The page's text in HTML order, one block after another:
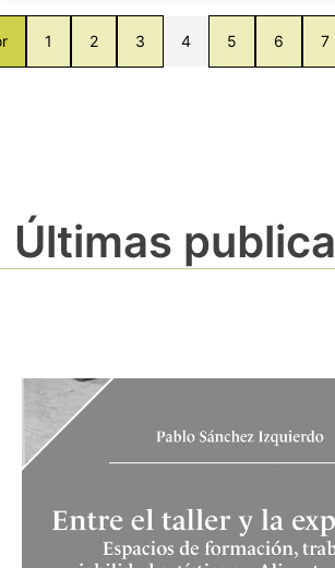
1 2 3 4 5 6 7
Últimas